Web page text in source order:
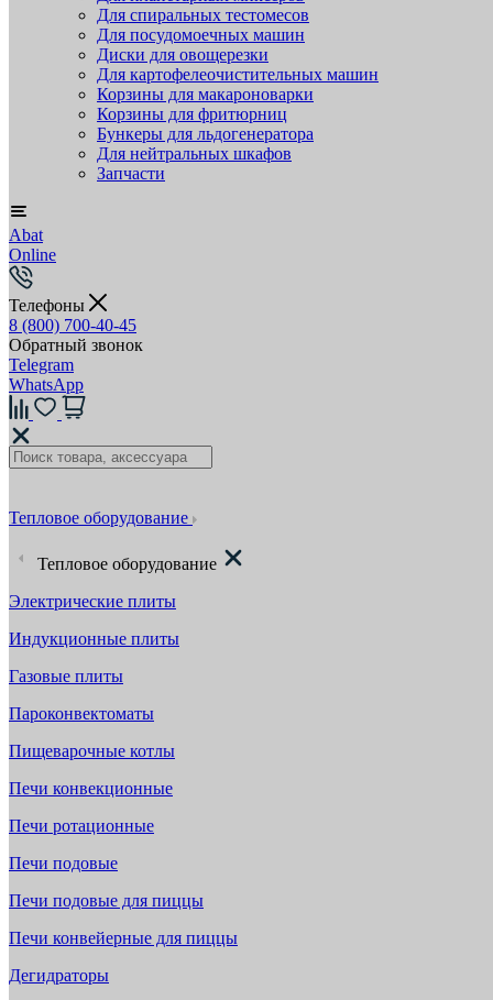
Для спиральных тестомесов
Для посудомоечных машин
Диски для овощерезки
Для картофелеочистительных машин
Корзины для макароноварки
Корзины для фритюрниц
Бункеры для льдогенератора
Для нейтральных шкафов
Запчасти
Abat
Online
Телефоны
8 (800) 700-40-45
Обратный звонок
Telegram
WhatsApp
Тепловое оборудование
Тепловое оборудование
Электрические плиты
Индукционные плиты
Газовые плиты
Пароконвектоматы
Пищеварочные котлы
Печи конвекционные
Печи ротационные
Печи подовые
Печи подовые для пиццы
Печи конвейерные для пиццы
Дегидраторы